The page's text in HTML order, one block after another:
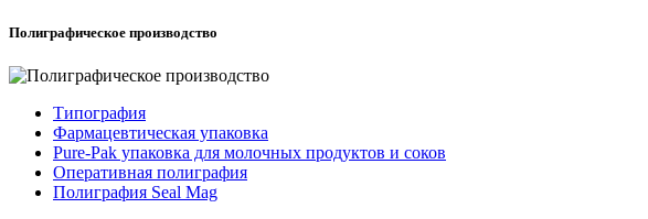
Полиграфическое производство
Типография
Фармацевтическая упаковка
Pure-Pak упаковка для молочных продуктов и соков
Оперативная полиграфия
Полиграфия Seal Mag